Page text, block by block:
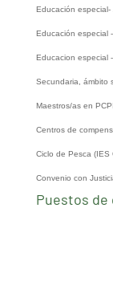
Educación
Educación especial
Educacion especial
Secundaria, ámbito
Maestros/as en PCPI
Centros de
Ciclo de Pesca (IES
Convenio con
Puestos de